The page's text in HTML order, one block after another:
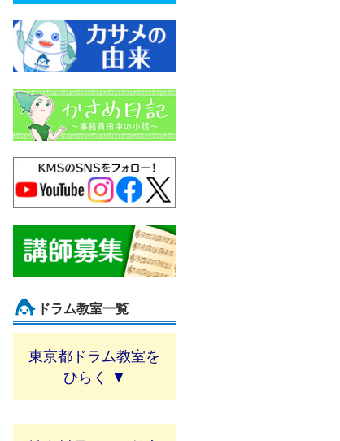
ドラム教室一覧
東京都ドラム教室